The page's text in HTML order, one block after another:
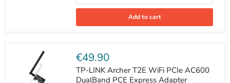
Add to cart
Current
price
€49.90
TP-LINK Archer T2E WiFi PCIe AC600
DualBand PCE Express Adapter